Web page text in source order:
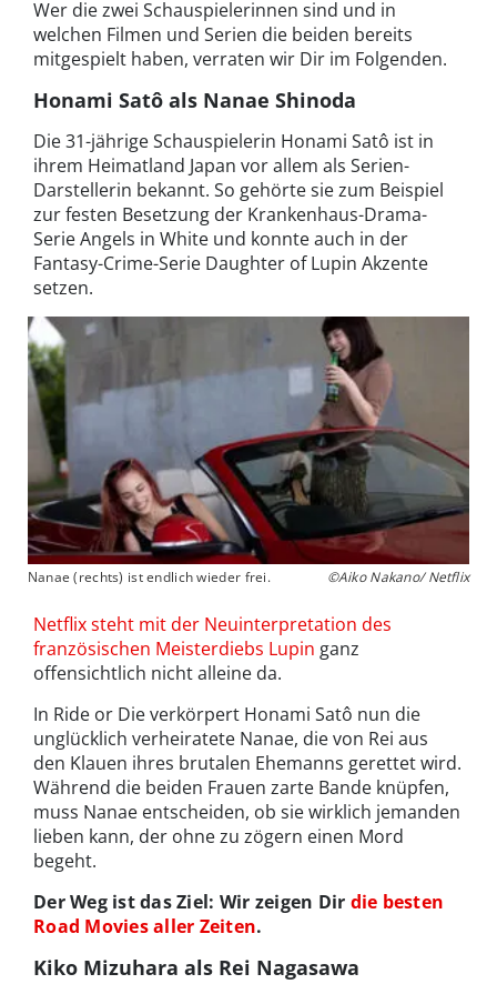
Wer die zwei Schauspielerinnen sind und in
welchen Filmen und Serien die beiden bereits
mitgespielt haben, verraten wir Dir im Folgenden.
Honami Satô als Nanae Shinoda
Die 31-jährige Schauspielerin Honami Satô ist in
ihrem Heimatland Japan vor allem als Serien-
Darstellerin bekannt. So gehörte sie zum Beispiel
zur festen Besetzung der Krankenhaus-Drama-
Serie Angels in White und konnte auch in der
Fantasy-Crime-Serie Daughter of Lupin Akzente
setzen.
Nanae (rechts) ist endlich wieder frei. ©Aiko Nakano/ Netflix
Netflix steht mit der Neuinterpretation des
französischen Meisterdiebs Lupin ganz
offensichtlich nicht alleine da.
In Ride or Die verkörpert Honami Satô nun die
unglücklich verheiratete Nanae, die von Rei aus
den Klauen ihres brutalen Ehemanns gerettet wird.
Während die beiden Frauen zarte Bande knüpfen,
muss Nanae entscheiden, ob sie wirklich jemanden
lieben kann, der ohne zu zögern einen Mord
begeht.
Der Weg ist das Ziel: Wir zeigen Dir die besten
Road Movies aller Zeiten.
Kiko Mizuhara als Rei Nagasawa